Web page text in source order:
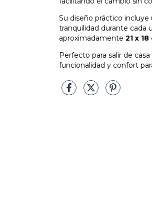
Su diseño práctico
tranquilidad durante cada
aproximadamente 21 x 18
Perfecto para salir de
funcionalidad y confort